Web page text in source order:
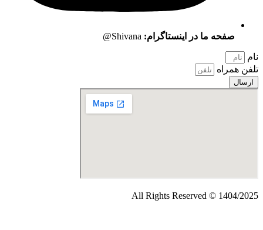
صفحه ما در اینستاگرام:
نام
تلفن همراه
ارسال
All Rights Reserved © 1404/2025